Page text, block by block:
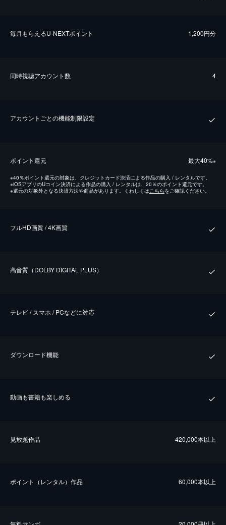
毎⽉もらえるU-NEXTポイント 1,200円分
同時視聴アカウント数 4
アカウントごとの機能制限設定
ポイント還元 最⼤40%※
※40％ポイント還元の対象は、クレジットカード決済による作品の購入 / レンタルです。
※iOSアプリのUコイン決済による作品の購入 / レンタルは、20％のポイント還元です。
※還元の対象外となる決済方法や商品があります。くわしくは こちらをご確認ください。
フルHD画質 / 4K画質
⾼⾳質（DOLBY DIGITAL PLUS）
テレビ / スマホ / PCなどに対応
ダウンロード機能
動画も書籍も楽しめる
⾒放題作品 420,000本以上
ポイント（レンタル）作品 60,000本以上